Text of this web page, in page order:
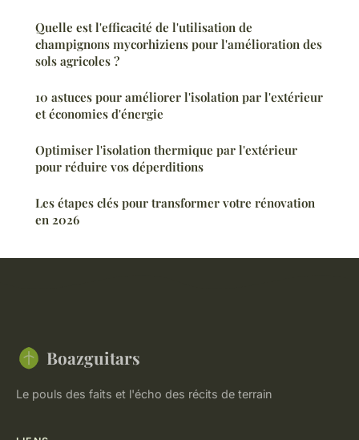
Quelle est l'efficacité de l'utilisation de
champignons mycorhiziens pour l'amélioration des
sols agricoles ?
10 astuces pour améliorer l'isolation par l'extérieur
et économies d'énergie
Optimiser l'isolation thermique par l'extérieur
pour réduire vos déperditions
Les étapes clés pour transformer votre rénovation
en 2026
Boazguitars
Le pouls des faits et l'écho des récits de terrain